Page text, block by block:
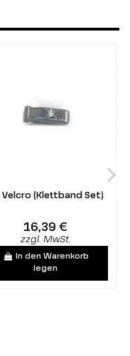
Velcro (Klettband Set)
16,39 €
zzgl. MwSt.
In den Warenkorb
legen